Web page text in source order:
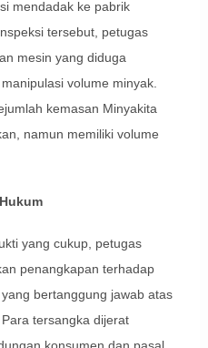
mendadak ke pabrik
tersebut, petugas
mesin yang diduga
volume minyak.
kemasan Minyakita
namun memiliki volume
yang cukup, petugas
penangkapan terhadap
bertanggung jawab atas
tersangka dijerat
konsumen dan pasal